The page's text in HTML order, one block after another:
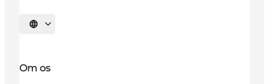
Vælg sprog
Om os